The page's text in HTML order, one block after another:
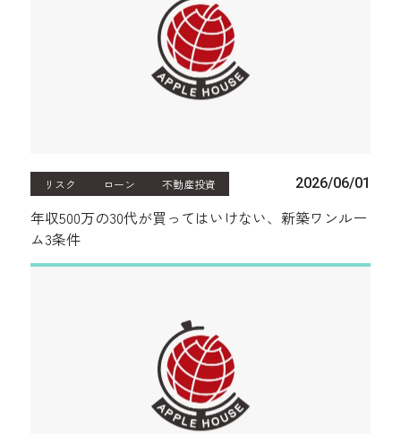
リスク ローン 不動産投資 2026/06/01
年収500万の30代が買ってはいけない、新築ワンルー
ム3条件